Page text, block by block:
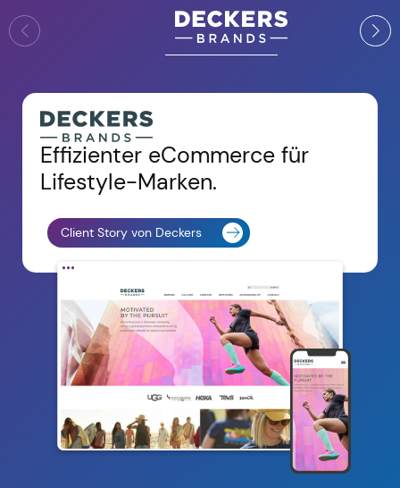
Effizienter eCommerce für
Lifestyle-Marken.
Client Story von Deckers